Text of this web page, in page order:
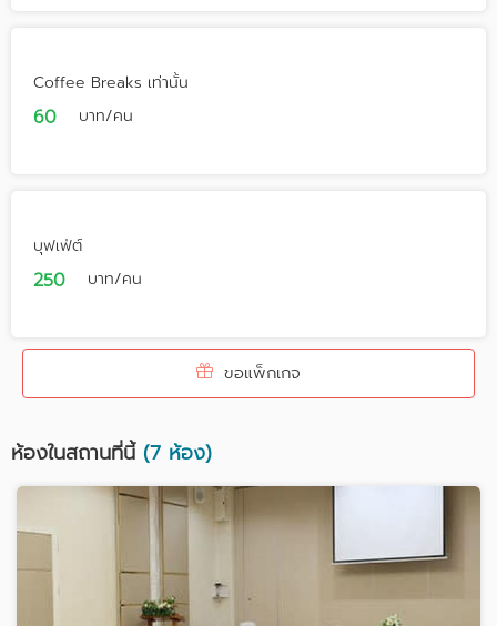
Coffee Breaks เท่านั้น
60 บาท/คน
บุฟเฟ่ต์
250 บาท/คน
ขอแพ็กเกจ
ห้องในสถานที่นี้(7 ห้อง)